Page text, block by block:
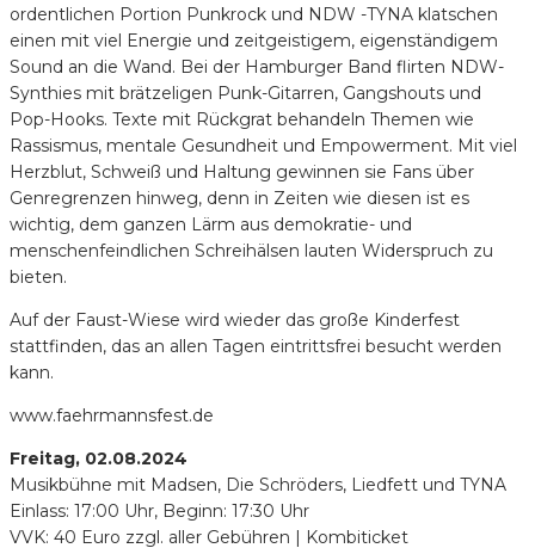
ordentlichen Portion Punkrock und NDW -TYNA klatschen
einen mit viel Energie und zeitgeistigem, eigenständigem
Sound an die Wand. Bei der Hamburger Band flirten NDW-
Synthies mit brätzeligen Punk-Gitarren, Gangshouts und
Pop-Hooks. Texte mit Rückgrat behandeln Themen wie
Rassismus, mentale Gesundheit und Empowerment. Mit viel
Herzblut, Schweiß und Haltung gewinnen sie Fans über
Genregrenzen hinweg, denn in Zeiten wie diesen ist es
wichtig, dem ganzen Lärm aus demokratie- und
menschenfeindlichen Schreihälsen lauten Widerspruch zu
bieten.
Auf der Faust-Wiese wird wieder das große Kinderfest
stattfinden, das an allen Tagen eintrittsfrei besucht werden
kann.
www.faehrmannsfest.de
Freitag, 02.08.2024
Musikbühne mit Madsen, Die Schröders, Liedfett und TYNA
Einlass: 17:00 Uhr, Beginn: 17:30 Uhr
VVK: 40 Euro zzgl. aller Gebühren | Kombiticket